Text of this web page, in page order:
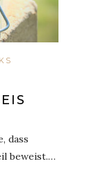
dass
beweist.…